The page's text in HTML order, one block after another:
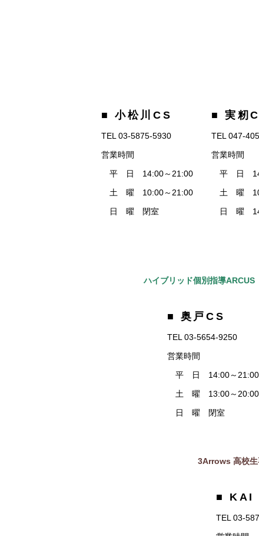
■ 小松川CS
TEL 03-5875-5930
営業時間
平 日 14:00～21:00
土 曜 10:00～21:00
日 曜 閉室
■ 実籾
TEL 047-
営業時間
平 日
土 曜
日 曜
ハイブリッド個別指導ARCUS
■ 奥戸CS
TEL 03-5654-9250
営業時間
平 日 14:00～21:00
土 曜 13:00～20:00
日 曜 閉室
3Arrows 高校
■ KAI
TEL 03-